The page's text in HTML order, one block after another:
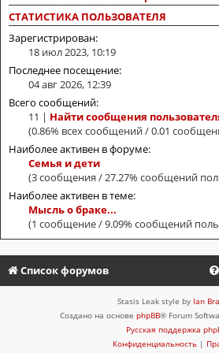
СТАТИСТИКА ПОЛЬЗОВАТЕЛЯ
Зарегистрирован:
18 июл 2023, 10:19
Последнее посещение:
04 авг 2026, 12:39
Всего сообщений:
11 | Найти сообщения
(0.86% всех сообщений / 0.01
Наиболее активен в форуме:
Семья и дети
(3 сообщения / 27.27% сообщений
Наиболее активен в теме:
Мысль о браке...
(1 сообщение / 9.09% сообщений
Список форумов
Stasis Leak style by Ian
Создано на основе phpBB® Forum
Русская поддержка
Конфиденциальность |